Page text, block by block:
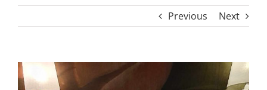
Previous Next
View
Larger